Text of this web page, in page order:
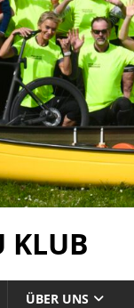
KLUB
ÜBER UNS